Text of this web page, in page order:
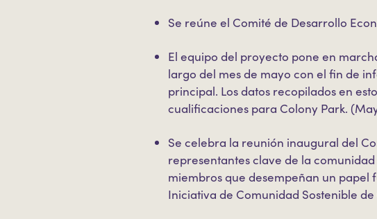
Se reúne el Comité de Desarrollo
El equipo del proyecto pone en
largo del mes de mayo con el fin de
principal. Los datos recopilados en
cualificaciones para Colony Park.
Se celebra la reunión inaugural del
representantes clave de la
miembros que desempeñan un
Iniciativa de Comunidad Sostenible